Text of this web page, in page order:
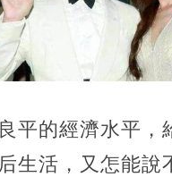
平的經濟水平，
生活，又怎能說